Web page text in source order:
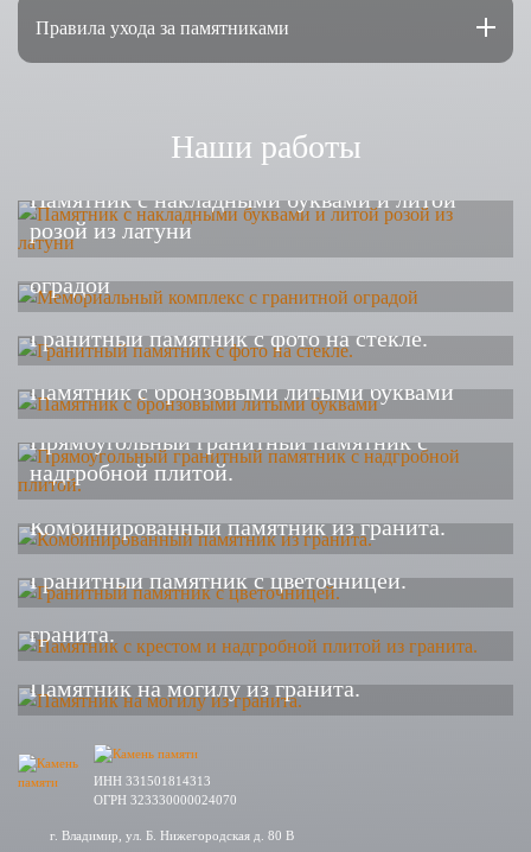
Правила ухода за памятниками
Наши работы
Памятник с накладными буквами и литой
розой из латуни
Мемориальный комплекс с гранитной
оградой
Гранитный памятник с фото на стекле.
Памятник с бронзовыми литыми буквами
Прямоугольный гранитный памятник с
надгробной плитой.
Комбинированный памятник из гранита.
Гранитный памятник с цветочницей.
Памятник с крестом и надгробной плитой из
гранита.
Памятник на могилу из гранита.
ИНН 331501814313
ОГРН 323330000024070
г. Владимир, ул. Б. Нижегородская д. 80 В